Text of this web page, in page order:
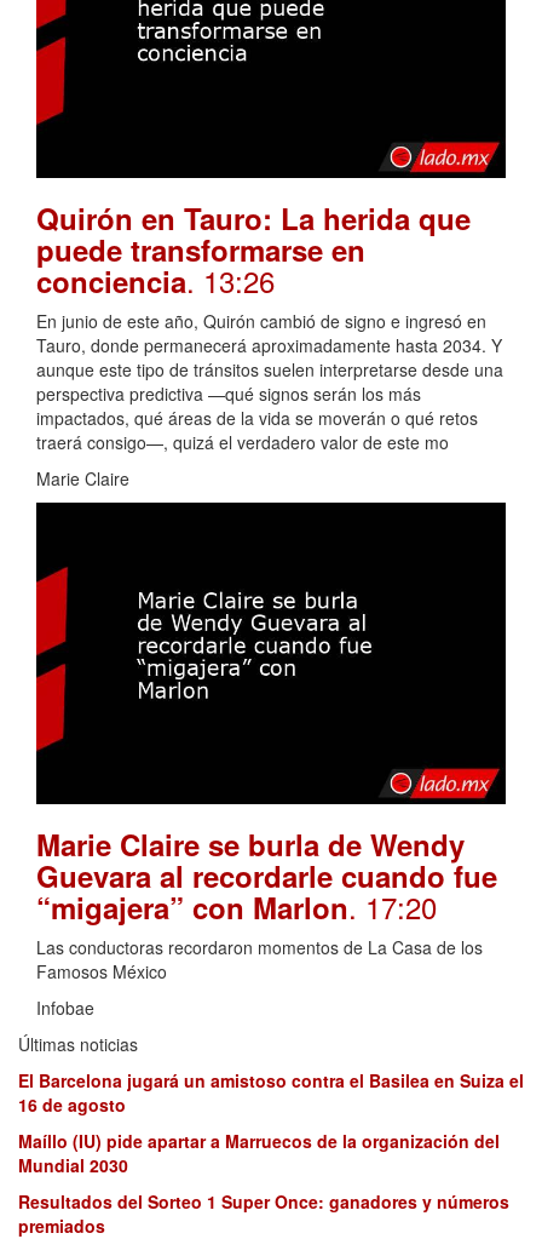
Quirón en Tauro: La herida que
puede transformarse en
conciencia. 13:26
En junio de este año, Quirón cambió de signo e ingresó en
Tauro, donde permanecerá aproximadamente hasta 2034. Y
aunque este tipo de tránsitos suelen interpretarse desde una
perspectiva predictiva —qué signos serán los más
impactados, qué áreas de la vida se moverán o qué retos
traerá consigo—, quizá el verdadero valor de este mo
Marie Claire
Marie Claire se burla de Wendy
Guevara al recordarle cuando fue
“migajera” con Marlon. 17:20
Las conductoras recordaron momentos de La Casa de los
Famosos México
Infobae
Últimas noticias
El Barcelona jugará un amistoso contra el Basilea en Suiza el
16 de agosto
Maíllo (IU) pide apartar a Marruecos de la organización del
Mundial 2030
Resultados del Sorteo 1 Super Once: ganadores y números
premiados